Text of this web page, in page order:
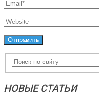
НОВЫЕ СТАТЬИ